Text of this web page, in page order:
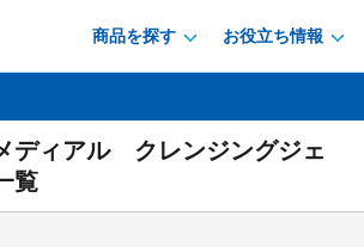
商品を探す お役立ち情報
ディアル クレンジングジェ
覧